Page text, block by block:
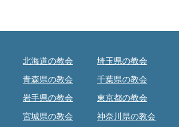
北海道の教会
青森県の教会
岩手県の教会
宮城県の教会
埼玉県の教会
千葉県の教会
東京都の教会
神奈川県の教会